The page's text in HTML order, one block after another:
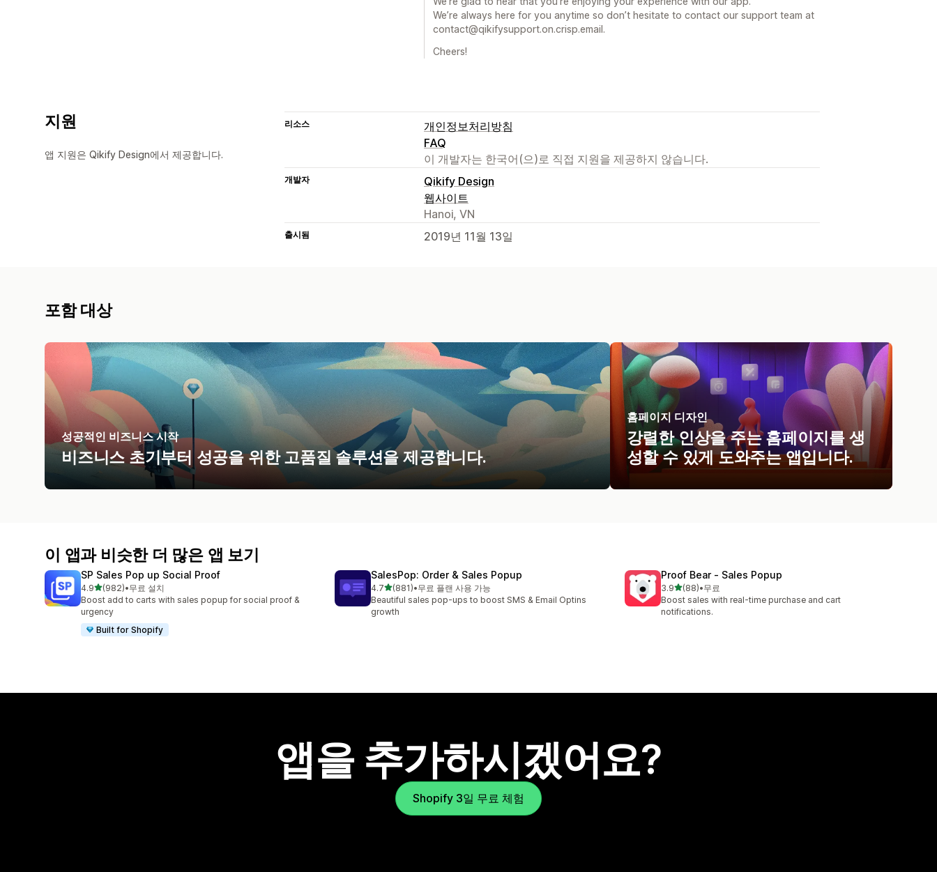
We’re always here for you anytime so don’t hesitate to contact our support team at
contact@qikifysupport.on.crisp.email.
Cheers!
지원
앱 지원은 Qikify Design에서 제공합니다.
리소스
개인정보처리방침
FAQ
이 개발자는 한국어(으)로 직접 지원을 제공하지 않습니다.
개발자
Qikify Design
웹사이트
Hanoi, VN
출시됨 2019년 11월 13일
포함 대상
성공적인 비즈니스 시작
비즈니스 초기부터 성공을 위한 고품질 솔루션을 제공합니다.
홈페이지 디자인
강렬한 인상을 주는 홈페이지를 생
성할 수 있게 도와주는 앱입니다.
이 앱과 비슷한 더 많은 앱 보기
SP Sales Pop up Social Proof
4.9별 5개 중
(982)
총 리뷰 982개
•무료 설치
Boost add to carts with sales popup for social proof &
urgency
Built for Shopify
SalesPop: Order & Sales Popup
4.7별 5개 중
(881)
총 리뷰 881개
•무료 플랜 사용 가능
Beautiful sales pop-ups to boost SMS & Email Optins
growth
Proof Bear ‑ Sales Popup
3.9별 5개 중
(88)
총 리뷰 88개
•무료
Boost sales with real-time purchase and cart
notifications.
앱을 추가하시겠어요?
Shopify 3일 무료 체험